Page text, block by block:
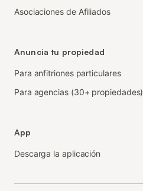
Asociaciones de Afiliados
Anuncia tu propiedad
Para anfitriones particulares
Para agencias (30+ propiedades)
App
Descarga la aplicación